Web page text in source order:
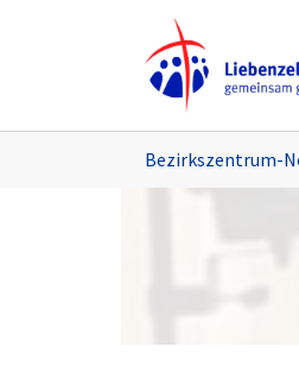
Bezirkszentrum-